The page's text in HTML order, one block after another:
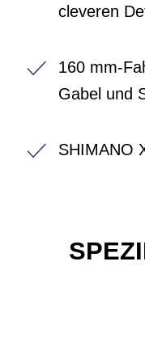
cleveren
160 mm-
Gabel und
SHIMANO